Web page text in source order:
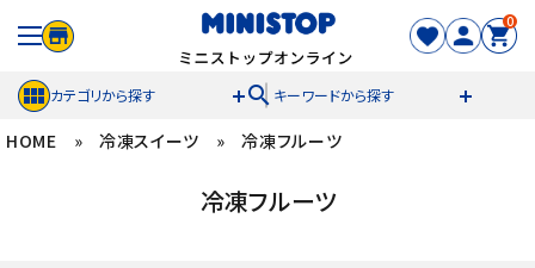
0
カテゴリから探す search キーワードから探す
ACCOUNT MENU
HOME » 冷凍スイーツ » 冷凍フルーツ
冷凍フルーツ